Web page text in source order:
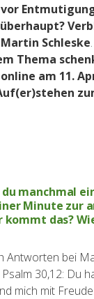
Schleske.
Thema
am 11.
du manchmal
Minute zur
kommt das?
Antworten bei
30,12: Du
mich mit